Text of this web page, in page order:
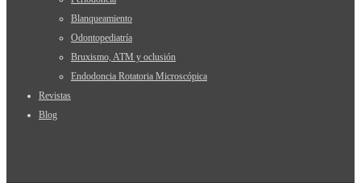
Blanqueamiento
Odontopediatría
Bruxismo, ATM y oclusión
Endodoncia Rotatoria Microscópica
Revistas
Blog